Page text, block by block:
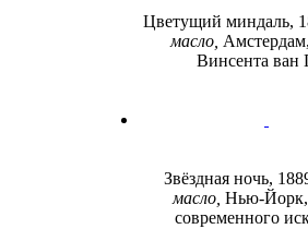
Цветущий миндаль,
масло,
Винсента ван
Звёздная ночь,
масло, Нью-
современного